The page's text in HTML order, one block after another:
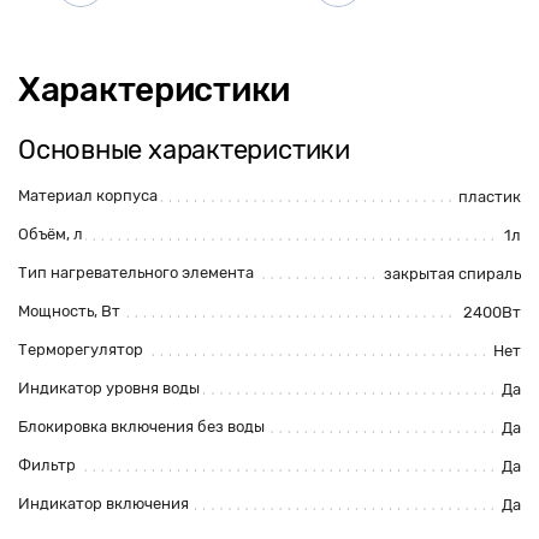
Характеристики
Основные характеристики
Материал корпуса пластик
Объём, л 1л
Тип нагревательного элемента закрытая спираль
Мощность, Вт 2400Вт
Терморегулятор Нет
Индикатор уровня воды Да
Блокировка включения без воды Да
Фильтр Да
Индикатор включения Да